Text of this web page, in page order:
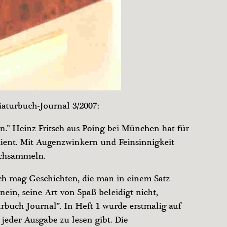
Journal 3/2007:
Heinz Fritsch aus Poing bei München hat für
Mit Augenzwinkern und Feinsinnigkeit
mag Geschichten, die man in einem Satz
seine Art von Spaß beleidigt nicht,
Journal”. In Heft 1 wurde erstmalig auf
Ausgabe zu lesen gibt. Die